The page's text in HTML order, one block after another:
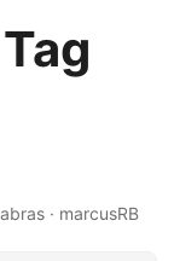
· marcusRB